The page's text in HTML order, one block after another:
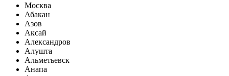
Москва
Абакан
Азов
Аксай
Александров
Алушта
Альметьевск
Анапа